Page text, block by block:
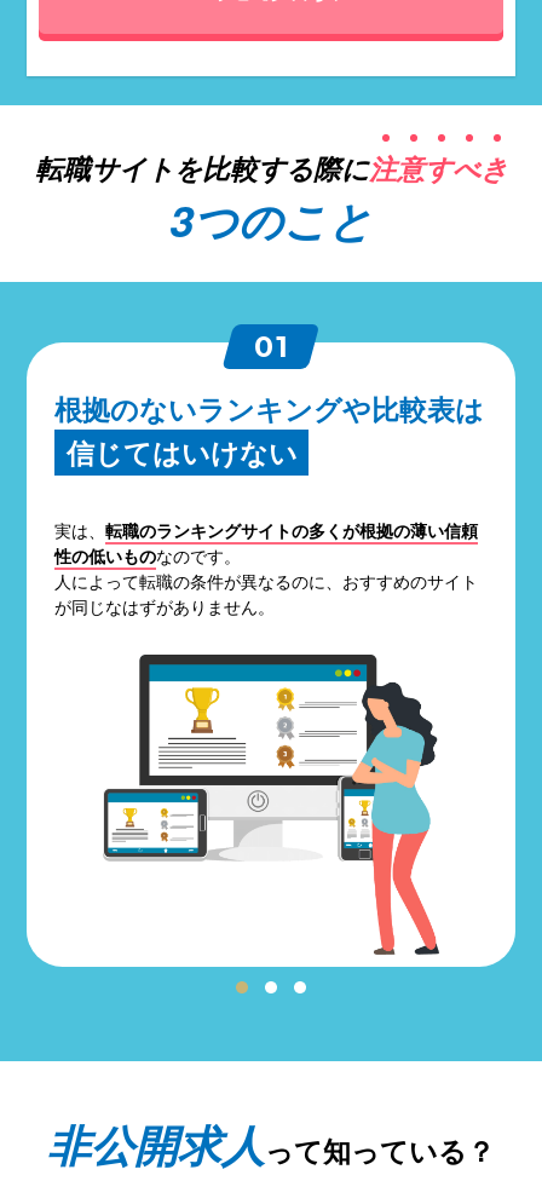
転職サイトを比較する際に注意すべき
3つのこと
01
根拠のないランキングや比較表は
信じてはいけない
実は、転職のランキングサイトの多くが根拠の薄い信頼
性の低いものなのです。
人によって転職の条件が異なるのに、おすすめのサイト
が同じなはずがありません。
非公開求人って知っている？